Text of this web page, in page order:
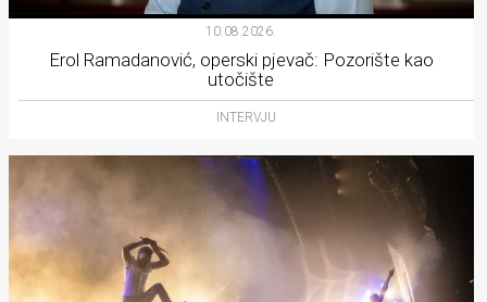
10.08.2026.
Erol Ramadanović, operski pjevač: Pozorište kao
utočište
INTERVJU